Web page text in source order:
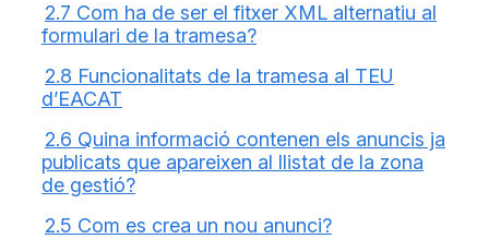
2.7 Com ha de ser el fitxer XML alternatiu al
formulari de la tramesa?
2.8 Funcionalitats de la tramesa al TEU
d’EACAT
2.6 Quina informació contenen els anuncis ja
publicats que apareixen al llistat de la zona
de gestió?
2.5 Com es crea un nou anunci?